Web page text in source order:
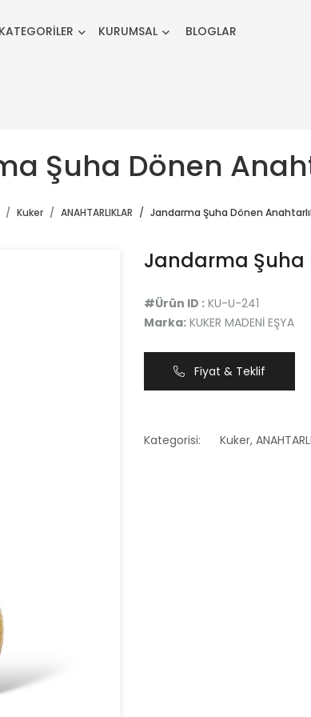
KATEGORİLER KURUMSAL BLOGLAR
Şuha Dönen
Kuker ANAHTARLIKLAR Jandarma Şuha Dönen
Jandarma Şuha
#Ürün ID : KU-U-241
Marka: KUKER MADENİ EŞYA
Fiyat & Teklif
Kategorisi: Kuker,